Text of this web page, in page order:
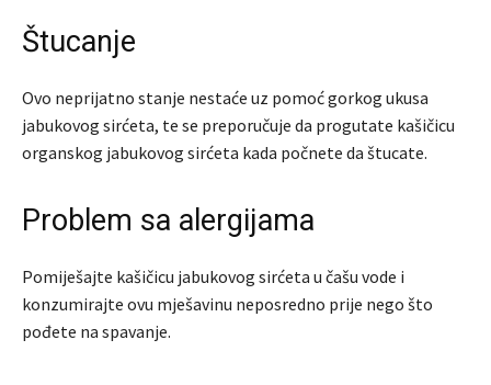
Štucanje
Ovo neprijatno stanje nestaće uz pomoć gorkog ukusa
jabukovog sirćeta, te se preporučuje da progutate kašičicu
organskog jabukovog sirćeta kada počnete da štucate.
Problem sa alergijama
Pomiješajte kašičicu jabukovog sirćeta u čašu vode i
konzumirajte ovu mješavinu neposredno prije nego što
pođete na spavanje.